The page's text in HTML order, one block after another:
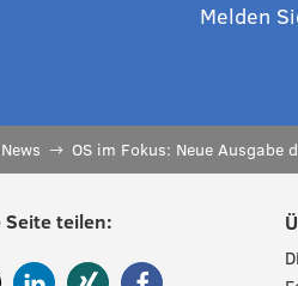
Melden
News OS im Fokus: Neue
Seite teilen: